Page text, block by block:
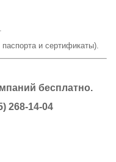
и сертификаты).
бесплатно.
268-14-04